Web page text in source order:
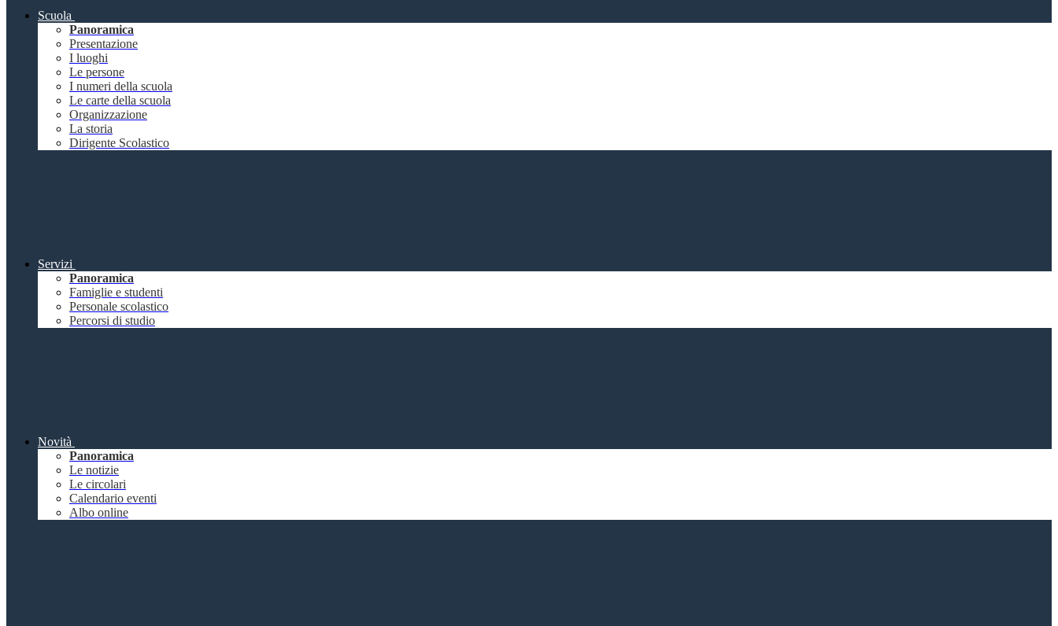
Scuola
Panoramica
Presentazione
I luoghi
Le persone
I numeri della scuola
Le carte della scuola
Organizzazione
La storia
Dirigente Scolastico
Servizi
Panoramica
Famiglie e studenti
Personale scolastico
Percorsi di studio
Novità
Panoramica
Le notizie
Le circolari
Calendario eventi
Albo online